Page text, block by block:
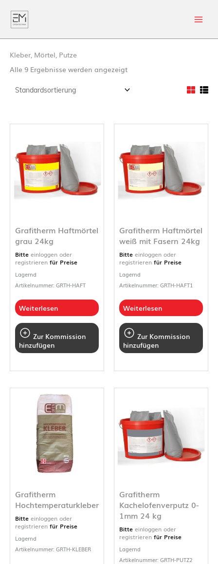
Kleber, Mörtel, Putze
Alle 9 Ergebnisse werden angezeigt
Grafitherm Haftmörtel
grau 24kg
Bitte einloggen oder
registrieren für Preise
Lagernd
Artikelnummer: GRTH-HAFT
Weiterlesen
Zur Kommission
hinzufügen
Grafitherm Haftmörtel
weiß mit Fasern 24kg
Bitte einloggen oder
registrieren für Preise
Lagernd
Artikelnummer: GRTH-HAFT1
Weiterlesen
Zur Kommission
hinzufügen
Grafitherm
Hochtemperaturkleber
Bitte einloggen oder
registrieren für Preise
Lagernd
Artikelnummer: GRTH-KLEBER
Grafitherm
Kachelofenverputz 0-
1mm 24 kg
Bitte einloggen oder
registrieren für Preise
Lagernd
Artikelnummer: GRTH-PUTZ2